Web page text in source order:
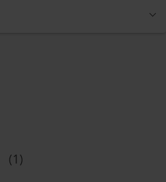
(1)